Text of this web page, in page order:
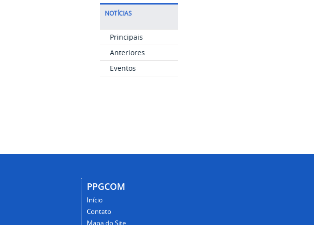
NOTÍCIAS
Principais
Anteriores
Eventos
PPGCOM
Início
Contato
Mapa do Site